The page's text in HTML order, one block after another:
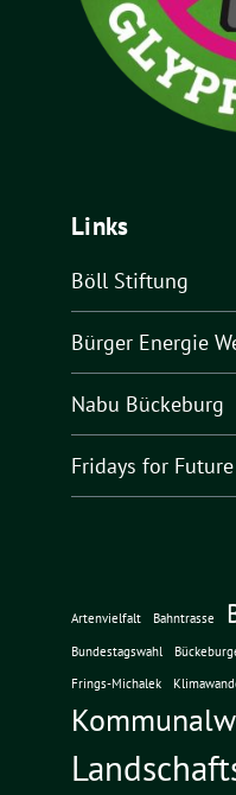
Links
Böll Stiftung
Bürger Energie
Nabu Bückeburg
Fridays for Future
Artenvielfalt Bahntrasse
Bundestagswahl
Frings-Michalek